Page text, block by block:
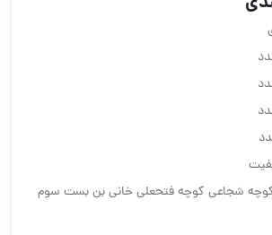
شجاعی کوچه فتحعلی خانی بن بست سوم